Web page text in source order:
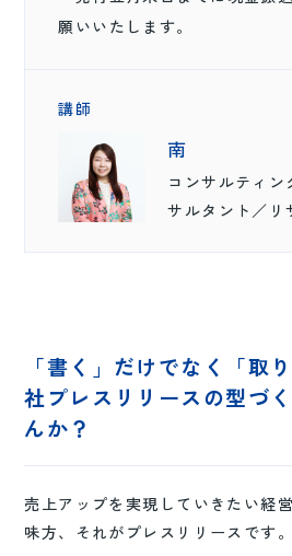
願いいたします。
講師
南
コンサルティ
サルタント／リ
「書く」だけでなく「取
社プレスリリースの型づ
んか？
売上アップを実現していきたい経
味方、それがプレスリリースです。